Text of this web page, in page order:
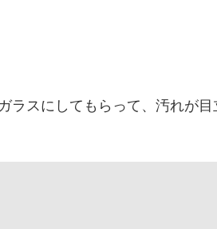
スにしてもらって、汚れが目